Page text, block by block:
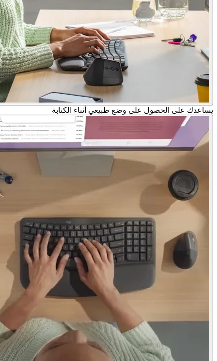
يساعدك على الحصول على وضع طبيعي أثناء الكتابة